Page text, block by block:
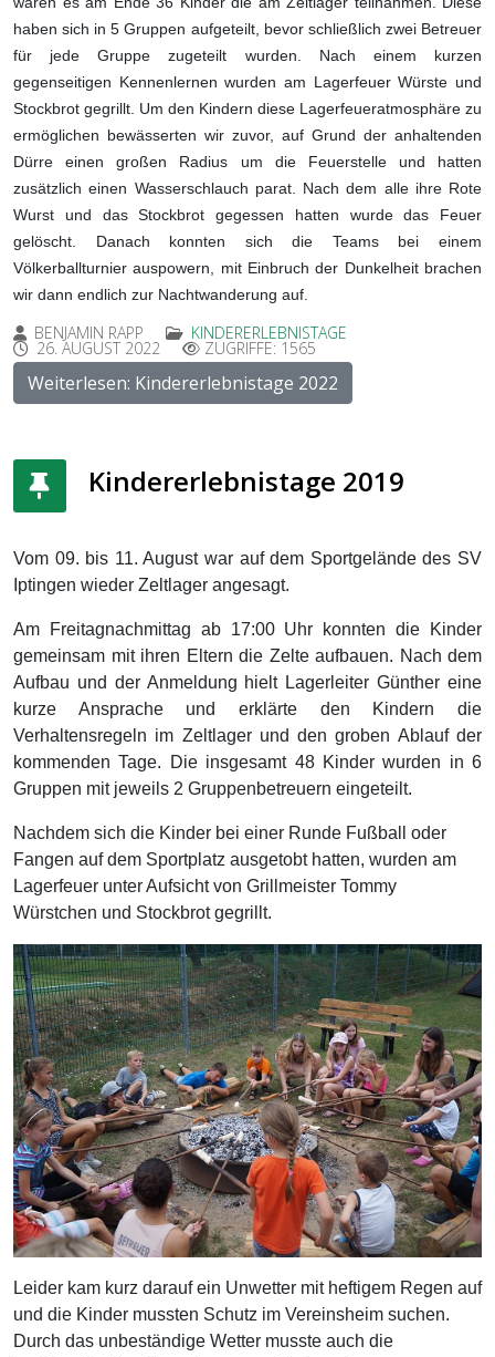
haben sich in 5 Gruppen aufgeteilt, bevor schließlich zwei Betreuer
für jede Gruppe zugeteilt wurden. Nach einem kurzen
gegenseitigen Kennenlernen wurden am Lagerfeuer Würste und
Stockbrot gegrillt. Um den Kindern diese Lagerfeueratmosphäre zu
ermöglichen bewässerten wir zuvor, auf Grund der anhaltenden
Dürre einen großen Radius um die Feuerstelle und hatten
zusätzlich einen Wasserschlauch parat. Nach dem alle ihre Rote
Wurst und das Stockbrot gegessen hatten wurde das Feuer
gelöscht. Danach konnten sich die Teams bei einem
Völkerballturnier auspowern, mit Einbruch der Dunkelheit brachen
wir dann endlich zur Nachtwanderung auf.
BENJAMIN RAPP KINDERERLEBNISTAGE
26. AUGUST 2022 ZUGRIFFE: 1565
Weiterlesen: Kindererlebnistage 2022
Kindererlebnistage 2019
Vom 09. bis 11. August war auf dem Sportgelände des SV
Iptingen wieder Zeltlager angesagt.
Am Freitagnachmittag ab 17:00 Uhr konnten die Kinder
gemeinsam mit ihren Eltern die Zelte aufbauen. Nach dem
Aufbau und der Anmeldung hielt Lagerleiter Günther eine
kurze Ansprache und erklärte den Kindern die
Verhaltensregeln im Zeltlager und den groben Ablauf der
kommenden Tage. Die insgesamt 48 Kinder wurden in 6
Gruppen mit jeweils 2 Gruppenbetreuern eingeteilt.
Nachdem sich die Kinder bei einer Runde Fußball oder
Fangen auf dem Sportplatz ausgetobt hatten, wurden am
Lagerfeuer unter Aufsicht von Grillmeister Tommy
Würstchen und Stockbrot gegrillt.
Leider kam kurz darauf ein Unwetter mit heftigem Regen auf
und die Kinder mussten Schutz im Vereinsheim suchen.
Durch das unbeständige Wetter musste auch die